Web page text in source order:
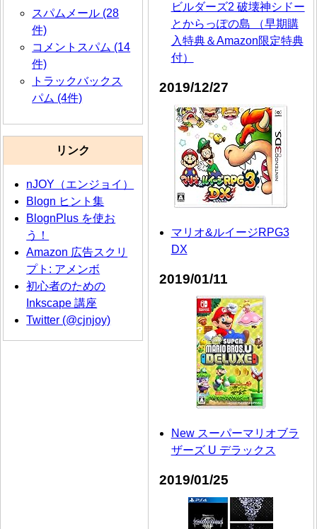
スパムメール (28
件)
コメントスパム (14
件)
トラックバックス
パム (4件)
リンク
nJOY（エンジョイ）
Blogn ヒント集
BlognPlus を使お
う！
Amazon 広告スクリ
プト: アメンボ
初心者のための
Inkscape 講座
Twitter (@cjnjoy)
ビルダーズ2 破壊神シドー
とからっぽの島 （早期購
入特典＆Amazon限定特典
付）
2019/12/27
マリオ&ルイージRPG3
DX
2019/01/11
New スーパーマリオブラ
ザーズ U デラックス
2019/01/25